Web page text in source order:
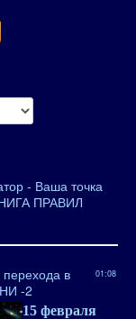
- Ваша точка
ПРАВИЛ
01:08
в
-2
15 февраля